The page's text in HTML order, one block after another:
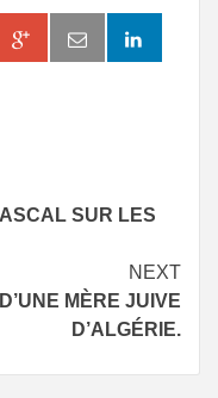
SUR LES
NEXT
MÈRE JUIVE
D’ALGÉRIE.